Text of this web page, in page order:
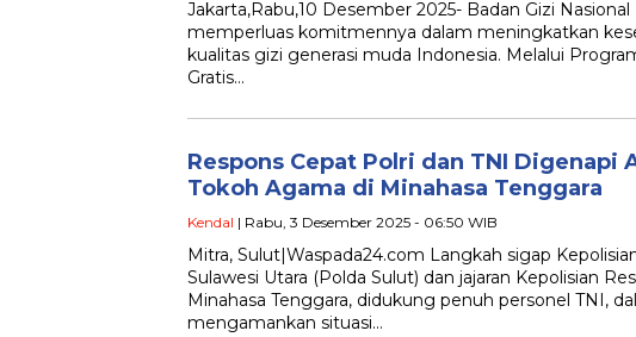
Jakarta,Rabu,10 Desember 2025- Badan Gizi
memperluas komitmennya dalam meningkatkan
kualitas gizi generasi muda Indonesia. Melalui
Gratis…
Respons Cepat Polri dan TNI Digenapi
Tokoh Agama di Minahasa Tenggara
Kendal | Rabu, 3 Desember 2025 - 06:50 WIB
Mitra, Sulut|Waspada24.com Langkah sigap
Sulawesi Utara (Polda Sulut) dan jajaran Kepolisian
Minahasa Tenggara, didukung penuh personel TNI,
mengamankan situasi…